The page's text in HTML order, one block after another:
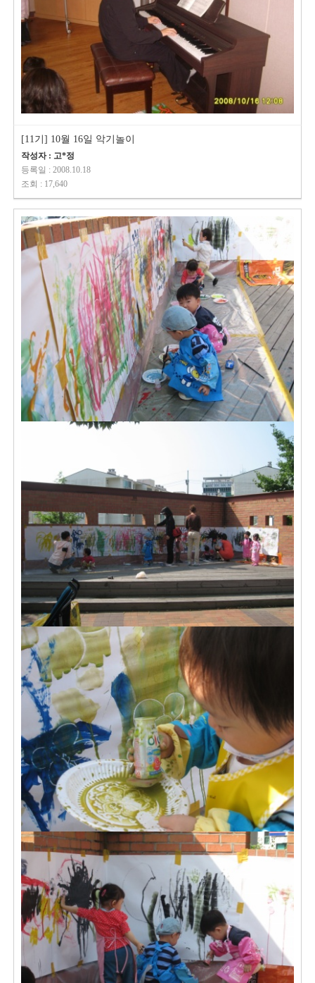
[11기] 10월 16일 악기놀이
작성자 : 고*정
등록일 : 2008.10.18
조회 : 17,640